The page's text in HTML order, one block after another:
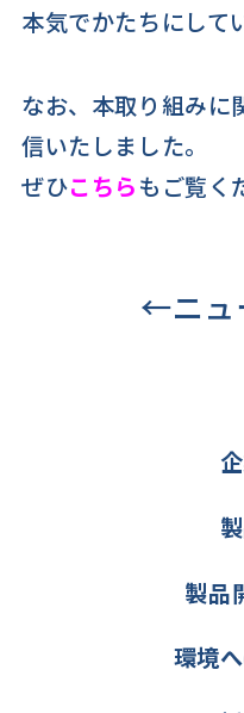
本気でかたちにして
なお、本取り組みに
信いたしました。
ぜひこちらもご覧く
←ニュ
製品
環境